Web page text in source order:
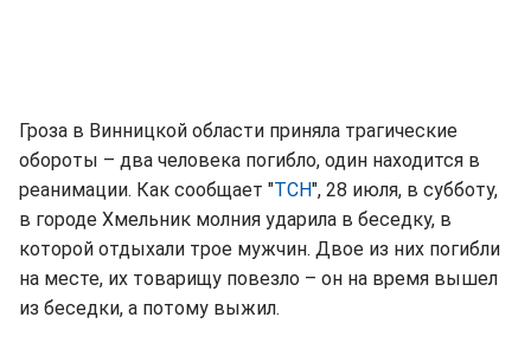
Гроза в Винницкой области приняла трагические
обороты – два человека погибло, один находится в
реанимации. Как сообщает "ТСН", 28 июля, в субботу,
в городе Хмельник молния ударила в беседку, в
которой отдыхали трое мужчин. Двое из них погибли
на месте, их товарищу повезло – он на время вышел
из беседки, а потому выжил.